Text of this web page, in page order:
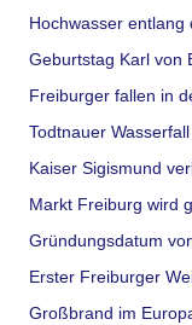
Hochwasser entlang
Geburtstag Karl von
Freiburger fallen in
Todtnauer
Kaiser Sigismund
Markt Freiburg wird
Gründungsdatum
Erster Freiburger
Großbrand im